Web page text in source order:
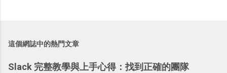
這個網誌中的熱門文章
Slack 完整教學與上手心得：找到正確的團隊